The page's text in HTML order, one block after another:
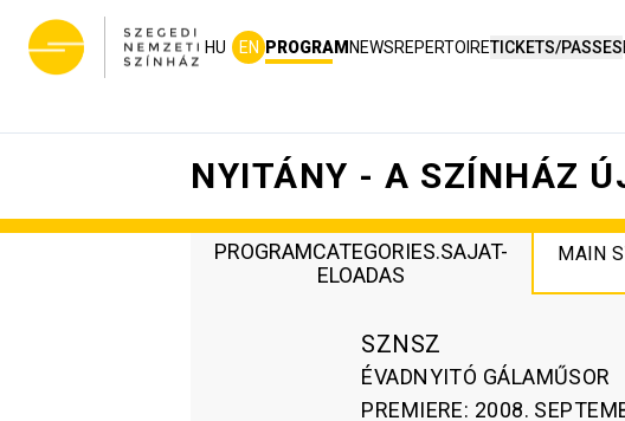
HU EN PROGRAM NEWSREPERTOIRETICKETS/PASSES
NYITÁNY - A SZÍNHÁZ
PROGRAMCATEGORIES.SAJAT-
ELOADAS
MAIN
SZNSZ
ÉVADNYITÓ GÁLAMŰSOR
PREMIERE: 2008.